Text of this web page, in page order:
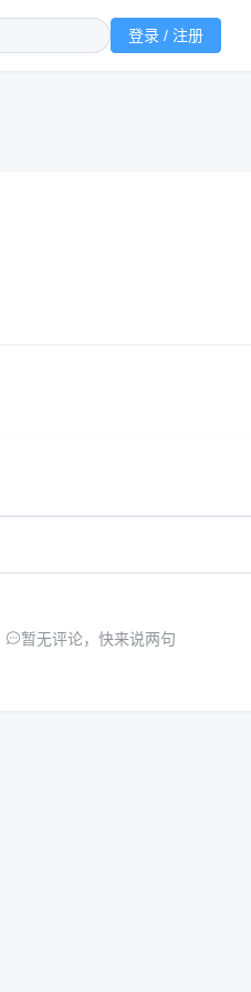
登录 / 注册
暂无评论，快来说两句